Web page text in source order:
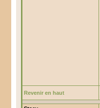
Revenir en haut